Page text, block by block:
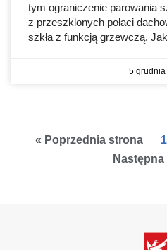
tym ograniczenie parowania
z przeszklonych połaci
szkła z funkcją grzewczą.
5
« Poprzednia strona 1